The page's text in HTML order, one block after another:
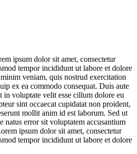
ipsum dolor sit amet, consectetur
tempor incididunt ut labore et dolore
veniam, quis nostrud exercitation
ex ea commodo consequat. Duis aute
in voluptate velit esse cillum dolore eu
sint occaecat cupidatat non proident,
mollit anim id est laborum. Sed ut
natus error sit voluptatem accusantium
ipsum dolor sit amet, consectetur
tempor incididunt ut labore et dolore